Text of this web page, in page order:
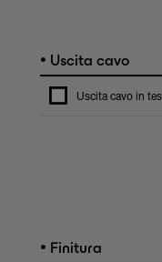
• Uscita cavo
Uscita cavo in
• Finitura